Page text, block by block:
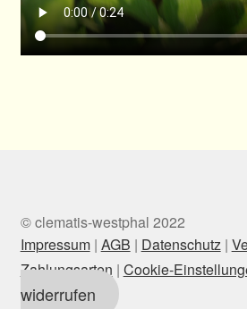
© clematis-westphal 2022
Impressum| AGB | Datenschutz|
Zahlungsarten | Cookie-
widerrufen